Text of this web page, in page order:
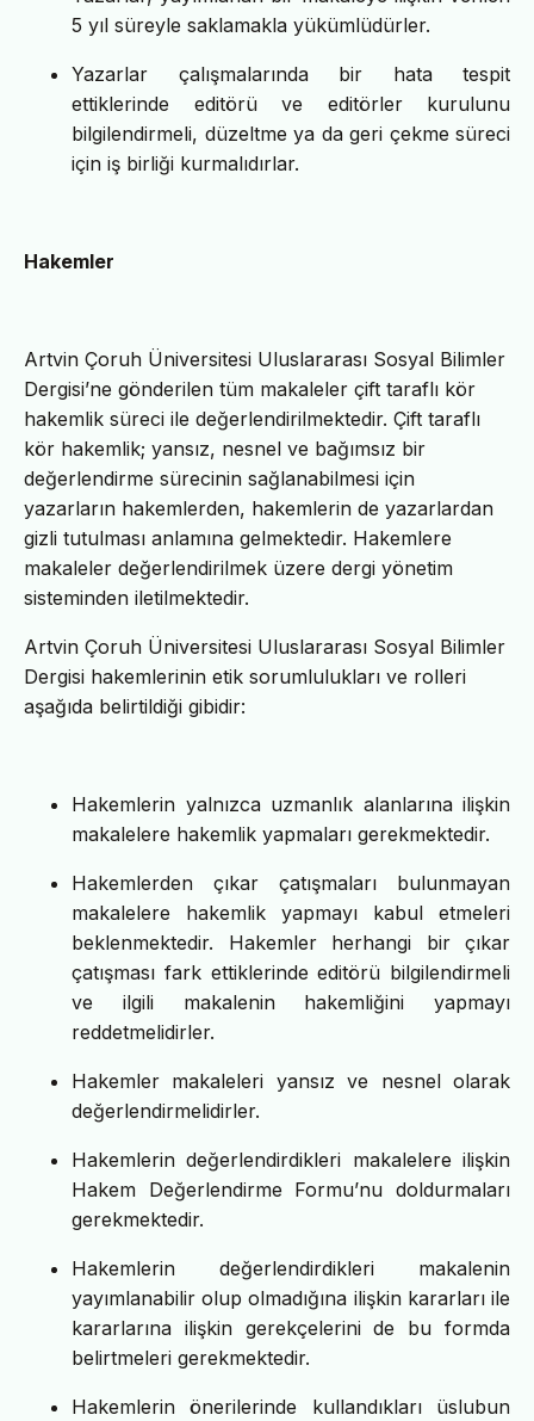
5 yıl süreyle saklamakla yükümlüdürler.
Yazarlar çalışmalarında bir hata tespit
ettiklerinde editörü ve editörler kurulunu
bilgilendirmeli, düzeltme ya da geri çekme süreci
için iş birliği kurmalıdırlar.
Hakemler
Artvin Çoruh Üniversitesi Uluslararası Sosyal Bilimler
Dergisi’ne gönderilen tüm makaleler çift taraflı kör
hakemlik süreci ile değerlendirilmektedir. Çift taraflı
kör hakemlik; yansız, nesnel ve bağımsız bir
değerlendirme sürecinin sağlanabilmesi için
yazarların hakemlerden, hakemlerin de yazarlardan
gizli tutulması anlamına gelmektedir. Hakemlere
makaleler değerlendirilmek üzere dergi yönetim
sisteminden iletilmektedir.
Artvin Çoruh Üniversitesi Uluslararası Sosyal Bilimler
Dergisi hakemlerinin etik sorumlulukları ve rolleri
aşağıda belirtildiği gibidir:
Hakemlerin yalnızca uzmanlık alanlarına ilişkin
makalelere hakemlik yapmaları gerekmektedir.
Hakemlerden çıkar çatışmaları bulunmayan
makalelere hakemlik yapmayı kabul etmeleri
beklenmektedir. Hakemler herhangi bir çıkar
çatışması fark ettiklerinde editörü bilgilendirmeli
ve ilgili makalenin hakemliğini yapmayı
reddetmelidirler.
Hakemler makaleleri yansız ve nesnel olarak
değerlendirmelidirler.
Hakemlerin değerlendirdikleri makalelere ilişkin
Hakem Değerlendirme Formu’nu doldurmaları
gerekmektedir.
Hakemlerin değerlendirdikleri makalenin
yayımlanabilir olup olmadığına ilişkin kararları ile
kararlarına ilişkin gerekçelerini de bu formda
belirtmeleri gerekmektedir.
Hakemlerin önerilerinde kullandıkları üslubun